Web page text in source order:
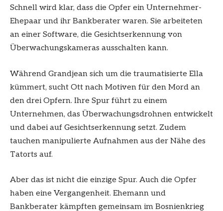
Schnell wird klar, dass die Opfer ein Unternehmer-
Ehepaar und ihr Bankberater waren. Sie arbeiteten
an einer Software, die Gesichtserkennung von
Überwachungskameras ausschalten kann.
Während Grandjean sich um die traumatisierte Ella
kümmert, sucht Ott nach Motiven für den Mord an
den drei Opfern. Ihre Spur führt zu einem
Unternehmen, das Überwachungsdrohnen entwickelt
und dabei auf Gesichtserkennung setzt. Zudem
tauchen manipulierte Aufnahmen aus der Nähe des
Tatorts auf.
Aber das ist nicht die einzige Spur. Auch die Opfer
haben eine Vergangenheit. Ehemann und
Bankberater kämpften gemeinsam im Bosnienkrieg